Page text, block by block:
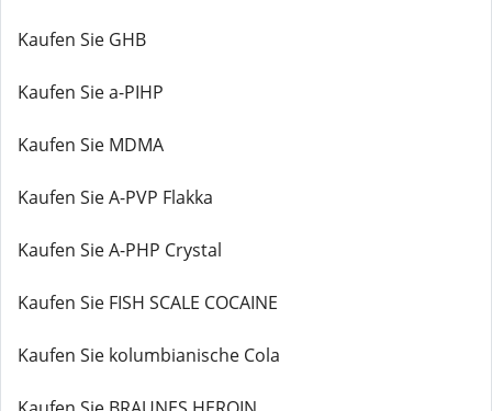
Kaufen Sie GHB
Kaufen Sie a-PIHP
Kaufen Sie MDMA
Kaufen Sie A-PVP Flakka
Kaufen Sie A-PHP Crystal
Kaufen Sie FISH SCALE COCAINE
Kaufen Sie kolumbianische Cola